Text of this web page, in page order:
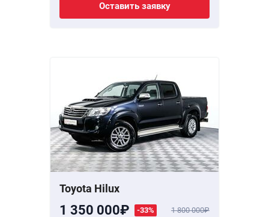
Оставить заявку
Toyota Hilux
1 350 000 -33% 1 800 000